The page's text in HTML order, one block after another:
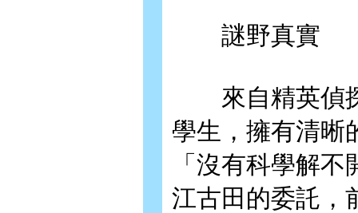
謎野真實
來自精英偵探
學生，擁有清晰
「沒有科學解
江古田的委託，